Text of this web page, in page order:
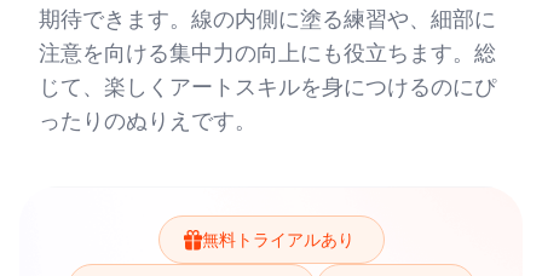
期待できます。線の内側に塗る練習や、細部に
注意を向ける集中力の向上にも役立ちます。総
じて、楽しくアートスキルを身につけるのにぴ
ったりのぬりえです。
無料トライアルあり